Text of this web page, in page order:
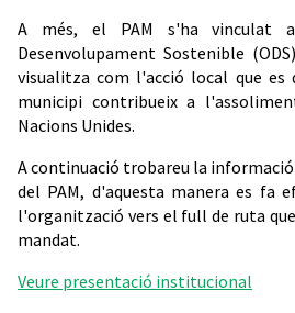
A més, el PAM s'ha vinculat
Desenvolupament Sostenible
visualitza com l'acció local que es
municipi contribueix a
Nacions Unides.
A continuació trobareu la
del PAM, d'aquesta manera es fa
l'organització vers el full de ruta
mandat.
Veure presentació institucional